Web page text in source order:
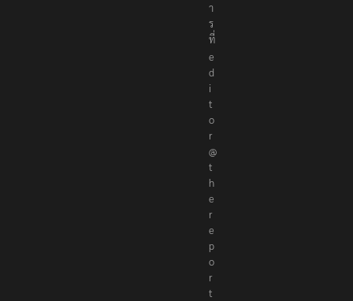
า
ร
ที่
e
d
i
t
o
r
@
t
h
e
r
e
p
o
r
t